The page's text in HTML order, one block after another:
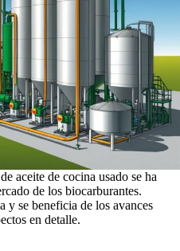
aceite de cocina usado se ha
de los biocarburantes.
y se beneficia de los avances
en detalle.